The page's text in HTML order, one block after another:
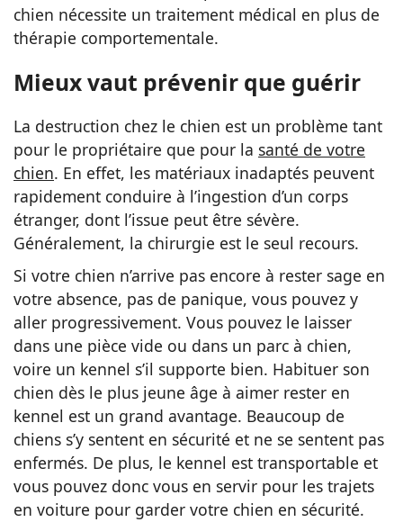
chien nécessite un traitement médical en plus de
thérapie comportementale.
Mieux vaut prévenir que guérir
La destruction chez le chien est un problème tant
pour le propriétaire que pour la santé de votre
chien. En effet, les matériaux inadaptés peuvent
rapidement conduire à l’ingestion d’un corps
étranger, dont l’issue peut être sévère.
Généralement, la chirurgie est le seul recours.
Si votre chien n’arrive pas encore à rester sage en
votre absence, pas de panique, vous pouvez y
aller progressivement. Vous pouvez le laisser
dans une pièce vide ou dans un parc à chien,
voire un kennel s’il supporte bien. Habituer son
chien dès le plus jeune âge à aimer rester en
kennel est un grand avantage. Beaucoup de
chiens s’y sentent en sécurité et ne se sentent pas
enfermés. De plus, le kennel est transportable et
vous pouvez donc vous en servir pour les trajets
en voiture pour garder votre chien en sécurité.